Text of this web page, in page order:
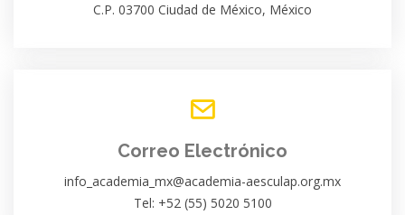
C.P. 03700 Ciudad de México, México
Correo Electrónico
info_academia_mx@academia-aesculap.org.mx
Tel: +52 (55) 5020 5100